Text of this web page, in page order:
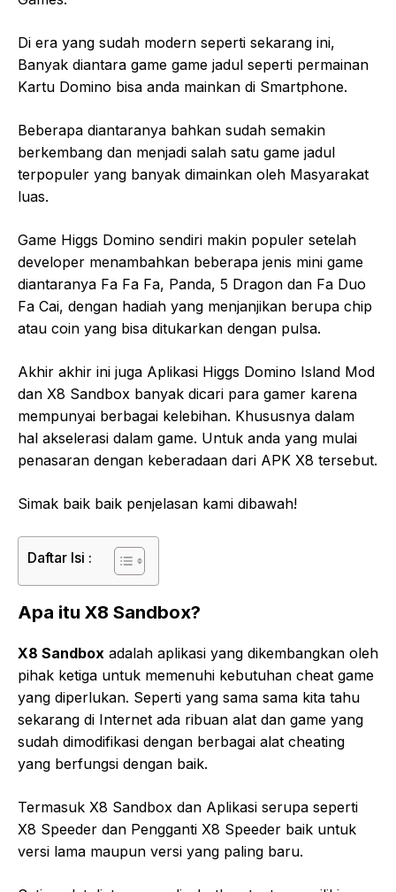
Di era yang sudah modern seperti sekarang ini,
Banyak diantara game game jadul seperti permainan
Kartu Domino bisa anda mainkan di Smartphone.
Beberapa diantaranya bahkan sudah semakin
berkembang dan menjadi salah satu game jadul
terpopuler yang banyak dimainkan oleh Masyarakat
luas.
Game Higgs Domino sendiri makin populer setelah
developer menambahkan beberapa jenis mini game
diantaranya Fa Fa Fa, Panda, 5 Dragon dan Fa Duo
Fa Cai, dengan hadiah yang menjanjikan berupa chip
atau coin yang bisa ditukarkan dengan pulsa.
Akhir akhir ini juga Aplikasi Higgs Domino Island Mod
dan X8 Sandbox banyak dicari para gamer karena
mempunyai berbagai kelebihan. Khususnya dalam
hal akselerasi dalam game. Untuk anda yang mulai
penasaran dengan keberadaan dari APK X8 tersebut.
Simak baik baik penjelasan kami dibawah!
Daftar Isi :
Apa itu X8 Sandbox?
X8 Sandbox adalah aplikasi yang dikembangkan oleh
pihak ketiga untuk memenuhi kebutuhan cheat game
yang diperlukan. Seperti yang sama sama kita tahu
sekarang di Internet ada ribuan alat dan game yang
sudah dimodifikasi dengan berbagai alat cheating
yang berfungsi dengan baik.
Termasuk X8 Sandbox dan Aplikasi serupa seperti
X8 Speeder dan Pengganti X8 Speeder baik untuk
versi lama maupun versi yang paling baru.